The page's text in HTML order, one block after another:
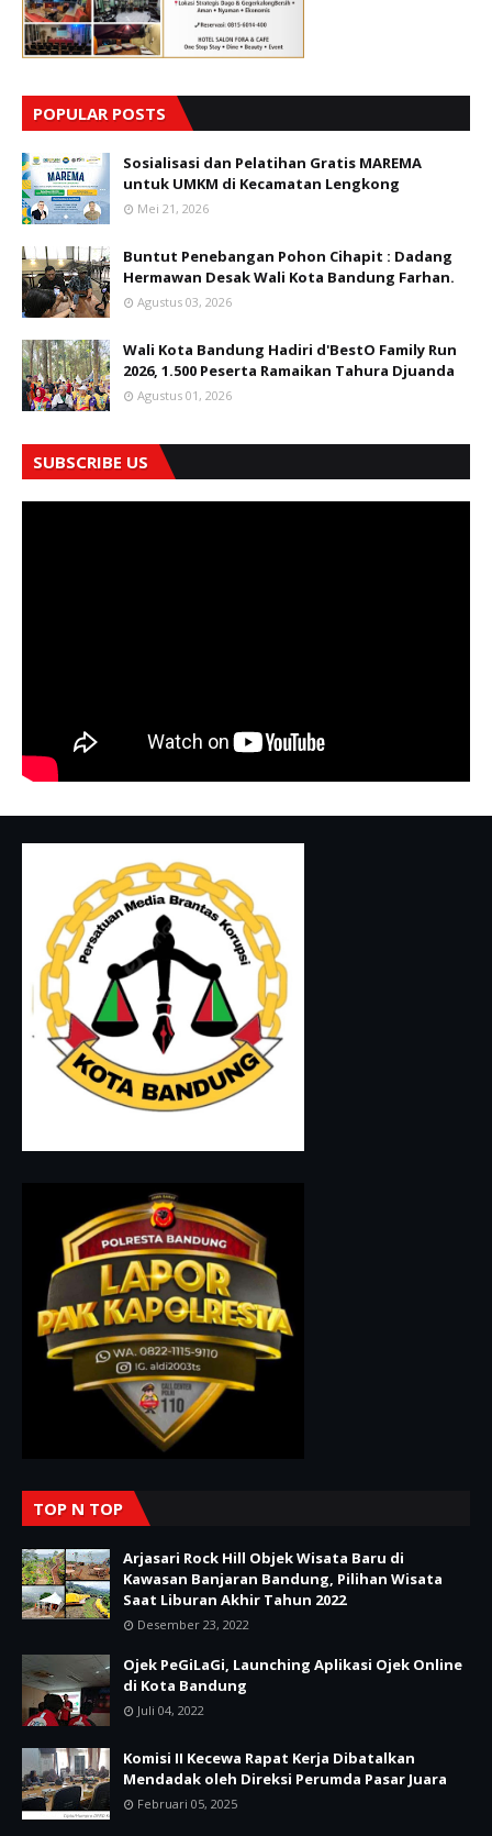
POPULAR POSTS
Sosialisasi dan Pelatihan Gratis MAREMA
untuk UMKM di Kecamatan Lengkong
Mei 21, 2026
Buntut Penebangan Pohon Cihapit : Dadang
Hermawan Desak Wali Kota Bandung Farhan.
Agustus 03, 2026
Wali Kota Bandung Hadiri d'BestO Family Run
2026, 1.500 Peserta Ramaikan Tahura Djuanda
Agustus 01, 2026
SUBSCRIBE US
TOP N TOP
Arjasari Rock Hill Objek Wisata Baru di
Kawasan Banjaran Bandung, Pilihan Wisata
Saat Liburan Akhir Tahun 2022
Desember 23, 2022
Ojek PeGiLaGi, Launching Aplikasi Ojek Online
di Kota Bandung
Juli 04, 2022
Komisi II Kecewa Rapat Kerja Dibatalkan
Mendadak oleh Direksi Perumda Pasar Juara
Februari 05, 2025